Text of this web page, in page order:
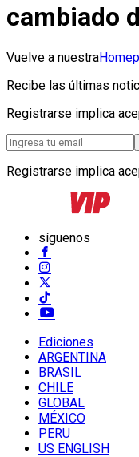
cambiado
Vuelve a nuestra
Recibe las últimas
Registrarse implica
Registrarse implica
síguenos
Ediciones
ARGENTINA
BRASIL
CHILE
GLOBAL
MÉXICO
PERU
US ENGLISH